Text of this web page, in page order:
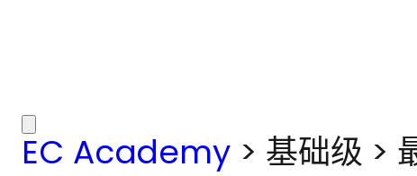
EC Academy > 基础级 >